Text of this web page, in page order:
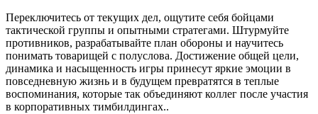
Переключитесь от текущих дел, ощутите себя бойцами
тактической группы и опытными стратегами. Штурмуйте
противников, разрабатывайте план обороны и научитесь
понимать товарищей с полуслова. Достижение общей цели,
динамика и насыщенность игры принесут яркие эмоции в
повседневную жизнь и в будущем превратятся в теплые
воспоминания, которые так объединяют коллег после участия
в корпоративных тимбилдингах..